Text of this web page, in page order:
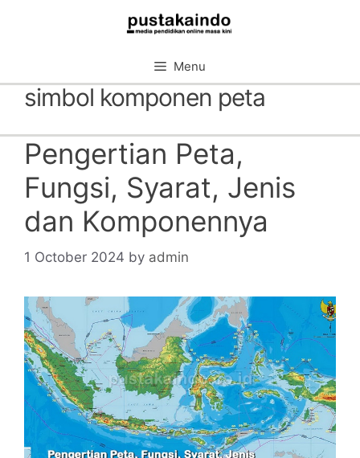
Menu
simbol komponen peta
Pengertian Peta,
Fungsi, Syarat, Jenis
dan Komponennya
1 October 2024 by admin